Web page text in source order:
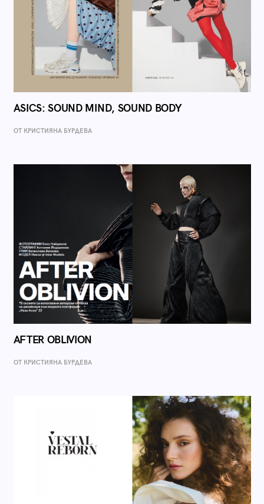
ASICS: SOUND MIND, SOUND BODY
ОТ КРИСТИЯНА БУРДЕВА
AFTER OBLIVION
ОТ КРИСТИЯНА БУРДЕВА